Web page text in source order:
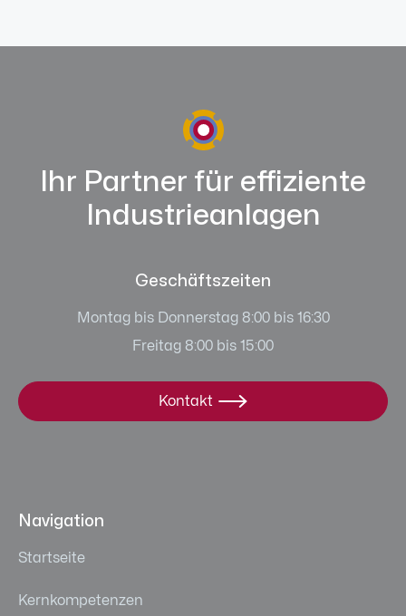
Ihr Partner für effiziente
Industrieanlagen
Geschäftszeiten
Montag bis Donnerstag 8:00 bis 16:30
Freitag 8:00 bis 15:00
Kontakt 
Navigation
Startseite
Kernkompetenzen